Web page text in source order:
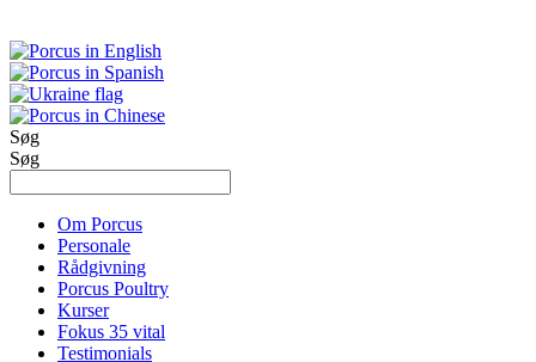
Søg
Søg
Om Porcus
Personale
Rådgivning
Porcus Poultry
Kurser
Fokus 35 vital
Testimonials